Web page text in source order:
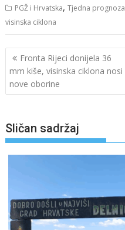
PGŽ i Hrvatska,Tjedna prognoza
visinska ciklona
Navigacija
objava
Fronta Rijeci donijela 36
mm kiše, visinska ciklona nosi
nove oborine
Sličan sadržaj